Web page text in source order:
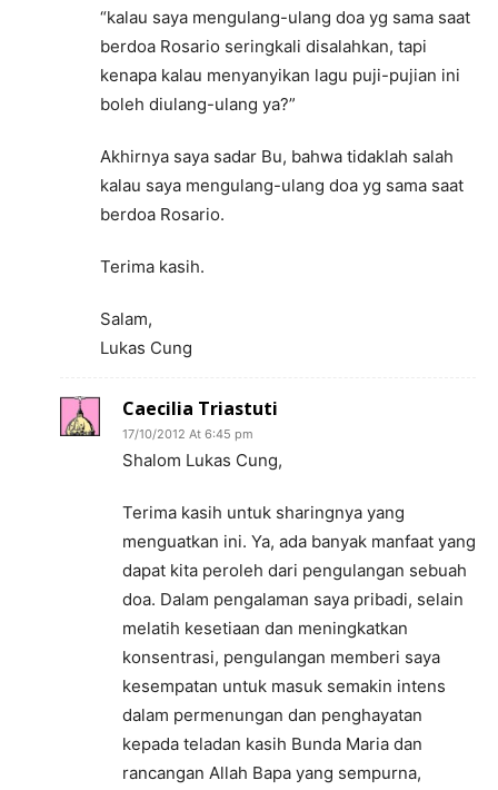
“kalau saya mengulang-ulang doa yg sama saat
berdoa Rosario seringkali disalahkan, tapi
kenapa kalau menyanyikan lagu puji-pujian ini
boleh diulang-ulang ya?”
Akhirnya saya sadar Bu, bahwa tidaklah salah
kalau saya mengulang-ulang doa yg sama saat
berdoa Rosario.
Terima kasih.
Salam,
Lukas Cung
Caecilia Triastuti
17/10/2012 At 6:45 pm
Shalom Lukas Cung,
Terima kasih untuk sharingnya yang
menguatkan ini. Ya, ada banyak manfaat yang
dapat kita peroleh dari pengulangan sebuah
doa. Dalam pengalaman saya pribadi, selain
melatih kesetiaan dan meningkatkan
konsentrasi, pengulangan memberi saya
kesempatan untuk masuk semakin intens
dalam permenungan dan penghayatan
kepada teladan kasih Bunda Maria dan
rancangan Allah Bapa yang sempurna,